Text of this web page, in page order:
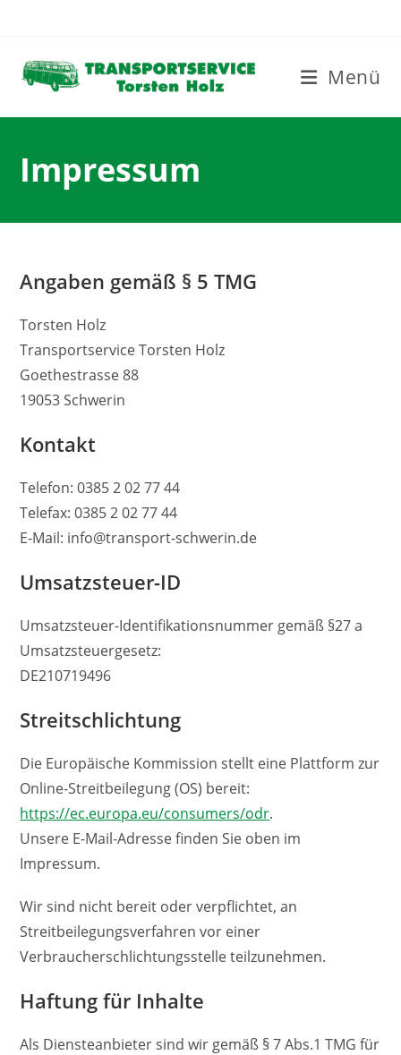
Menü
Impressum
Angaben gemäß § 5 TMG
Torsten Holz
Transportservice Torsten Holz
Goethestrasse 88
19053 Schwerin
Kontakt
Telefon: 0385 2 02 77 44
Telefax: 0385 2 02 77 44
E-Mail: info@transport-schwerin.de
Umsatzsteuer-ID
Umsatzsteuer-Identifikationsnummer gemäß §27 a
Umsatzsteuergesetz:
DE210719496
Streitschlichtung
Die Europäische Kommission stellt eine Plattform zur
Online-Streitbeilegung (OS) bereit:
https://ec.europa.eu/consumers/odr.
Unsere E-Mail-Adresse finden Sie oben im
Impressum.
Wir sind nicht bereit oder verpflichtet, an
Streitbeilegungsverfahren vor einer
Verbraucherschlichtungsstelle teilzunehmen.
Haftung für Inhalte
Als Diensteanbieter sind wir gemäß § 7 Abs.1 TMG für